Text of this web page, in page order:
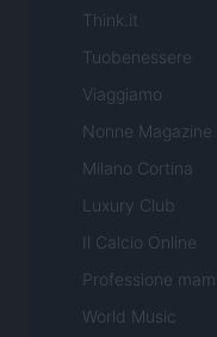
Think.it
Tuobenessere
Viaggiamo
Nonne Magazine
Milano Cortina
Luxury Club
Il Calcio Online
Professione
World Music